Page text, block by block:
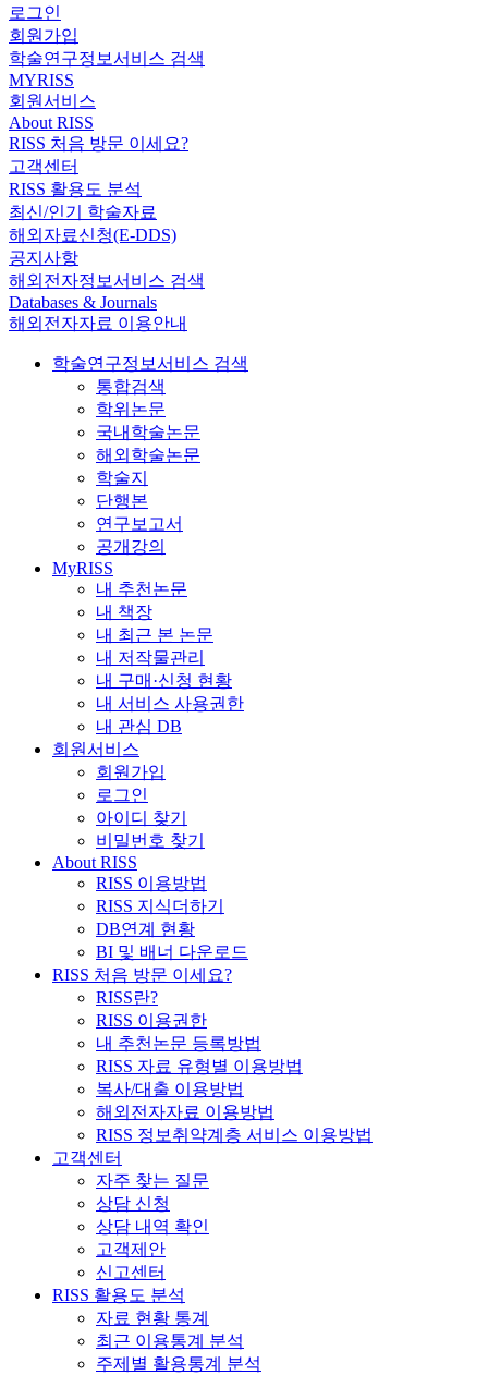
로그인
회원가입
학술연구정보서비스 검색
MYRISS
회원서비스
About RISS
RISS 처음 방문 이세요?
고객센터
RISS 활용도 분석
최신/인기 학술자료
해외자료신청(E-DDS)
공지사항
해외전자정보서비스 검색
Databases & Journals
해외전자자료 이용안내
학술연구정보서비스 검색
통합검색
학위논문
국내학술논문
해외학술논문
학술지
단행본
연구보고서
공개강의
MyRISS
내 추천논문
내 책장
내 최근 본 논문
내 저작물관리
내 구매·신청 현황
내 서비스 사용권한
내 관심 DB
회원서비스
회원가입
로그인
아이디 찾기
비밀번호 찾기
About RISS
RISS 이용방법
RISS 지식더하기
DB연계 현황
BI 및 배너 다운로드
RISS 처음 방문 이세요?
RISS란?
RISS 이용권한
내 추천논문 등록방법
RISS 자료 유형별 이용방법
복사/대출 이용방법
해외전자자료 이용방법
RISS 정보취약계층 서비스 이용방법
고객센터
자주 찾는 질문
상담 신청
상담 내역 확인
고객제안
신고센터
RISS 활용도 분석
자료 현황 통계
최근 이용통계 분석
주제별 활용통계 분석